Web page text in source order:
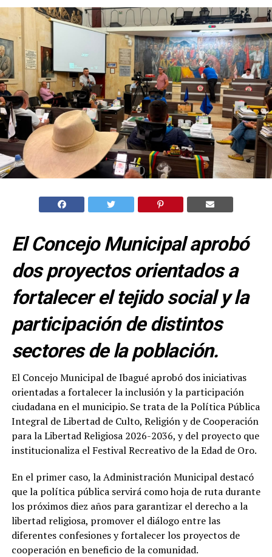
El Concejo Municipal aprobó
dos proyectos orientados a
fortalecer el tejido social y la
participación de distintos
sectores de la población.
El Concejo Municipal de Ibagué aprobó dos iniciativas
orientadas a fortalecer la inclusión y la participación
ciudadana en el municipio. Se trata de la Política Pública
Integral de Libertad de Culto, Religión y de Cooperación
para la Libertad Religiosa 2026-2036, y del proyecto que
institucionaliza el Festival Recreativo de la Edad de Oro.
En el primer caso, la Administración Municipal destacó
que la política pública servirá como hoja de ruta durante
los próximos diez años para garantizar el derecho a la
libertad religiosa, promover el diálogo entre las
diferentes confesiones y fortalecer los proyectos de
cooperación en beneficio de la comunidad.